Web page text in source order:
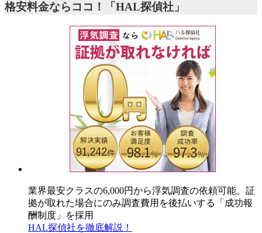
格安料金ならココ！「HAL探偵社」
業界最安クラスの6,000円から浮気調査の依頼可能。証
拠が取れた場合にのみ調査費用を後払いする「成功報
酬制度」を採用
HAL探偵社を徹底解説！